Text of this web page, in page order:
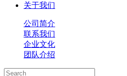
关于我们
公司简介
联系我们
企业文化
团队介绍